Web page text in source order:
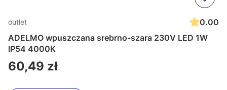
outlet
0.00
ADELMO wpuszczana srebrno-szara 230V LED 1W
IP54 4000K
Cena
60,49 zł